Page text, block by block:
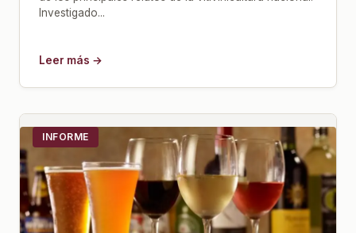
Investigado...
Leer más →
INFORME